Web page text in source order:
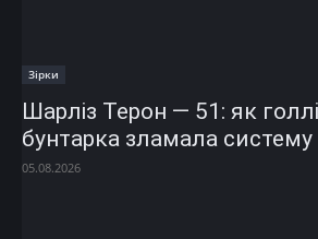
Зірки
Шарліз Терон — 51: як
бунтарка зламала систему
05.08.2026